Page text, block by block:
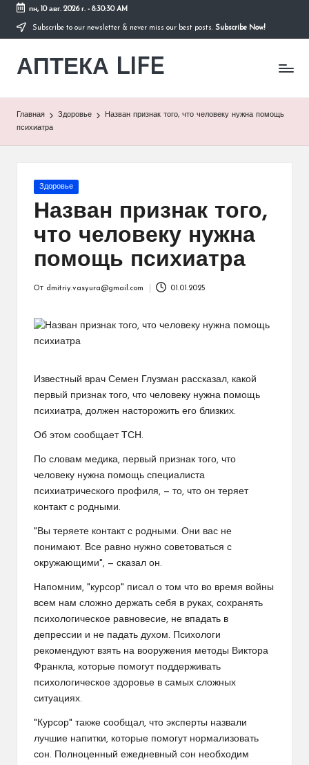
Перейти
содержимому
пн, 10 авг. 2026 г.- 8:30:30 AM
Subscribe to our newsletter & never miss our best posts. Subscribe Now!
АПТЕКА LIFE
сайт
Главная Здоровье
Назван признак того, что человеку нужна помощь
психиатра
Опубликовано
Здоровье
Назван признак того,
что человеку нужна
помощь психиатра
От dmitriy.vasyura@gmail.com 01.01.2025
Известный врач Семен Глузман рассказал, какой
первый признак того, что человеку нужна помощь
психиатра, должен насторожить его близких.
Об этом сообщает ТСН.
По словам медика, первый признак того, что
человеку нужна помощь специалиста
психиатрического профиля, — то, что он теряет
контакт с родными.
"Вы теряете контакт с родными. Они вас не
понимают. Все равно нужно советоваться с
окружающими", — сказал он.
Напомним, "курсор" писал о том что во время войны
всем нам сложно держать себя в руках, сохранять
психологическое равновесие, не впадать в
депрессии и не падать духом. Психологи
рекомендуют взять на вооружения методы Виктора
Франкла, которые помогут поддерживать
психологическое здоровье в самых сложных
ситуациях.
"Курсор" также сообщал, что эксперты назвали
лучшие напитки, которые помогут нормализовать
сон. Полноценный ежедневный сон необходим